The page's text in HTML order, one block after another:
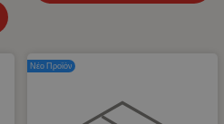
Νέο Προϊόν